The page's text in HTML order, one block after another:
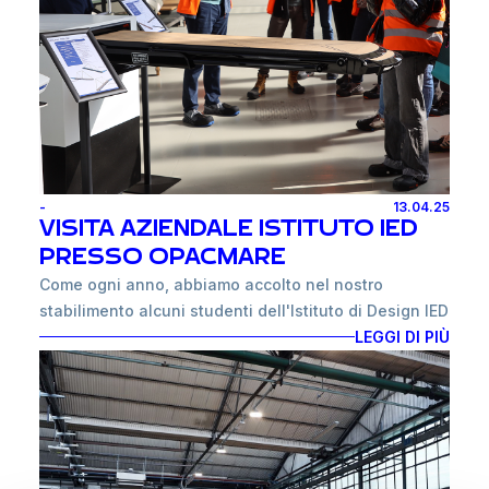
lusso, con la qualità e l’innovazione che ci
contraddistinguono.
riconosciuta per la sua competenza e qualità nel
panorama nautico italiano.
Questa operazione rappresenta un passaggio
strategico fondamentale per il nostro Gruppo, mosso
da cinque obiettivi chiave:
• Avvicinarsi a un polo produttivo d’eccellenza: Il sito
produttivo viareggino in cui opera Pin-Craft s.r.l. è
uno dei cuori pulsanti dell’industria nautica italiana,
rinomata a livello internazionale per innovazione e
qualità manifatturiera.
• Espandere il portafoglio prodotti: L’acquisizione ci
consente di integrare nuove soluzioni e ampliare la
nostra offerta per coprire anche i sistemi di
movimentazione per imbarcazioni oltre i 50 metri,
consolidando così la nostra presenza nei segmenti
di alta gamma.
- 13.04.25
VISITA AZIENDALE ISTITUTO IED
PRESSO OPACMARE
Come ogni anno, abbiamo accolto nel nostro
stabilimento alcuni studenti dell'Istituto di Design IED
di Torino. Oltre alla visita didattica, hanno
partecipato ad un progetto relativo all'ideazione di
nuove soluzioni di accessoristica nautica per le
imbarcazioni del futuro.
Spunti di riflessione e visioni innovative favoriscono
sempre la crescita personale e arricchiscono chi
LEGGI DI PIÙ